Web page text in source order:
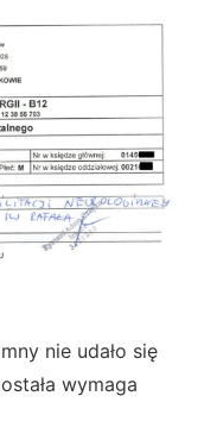
nie udało się
wymaga